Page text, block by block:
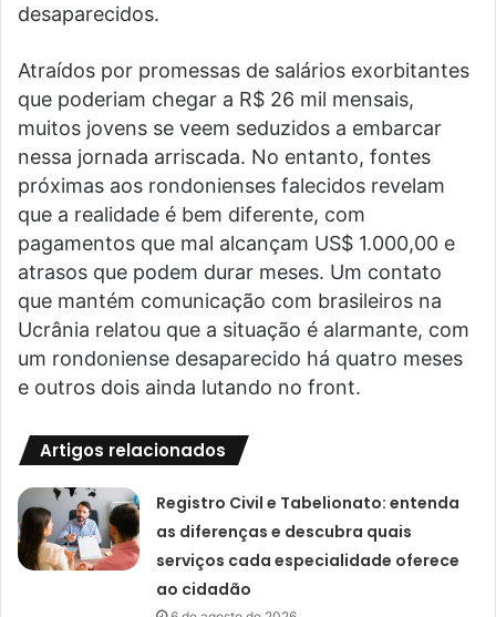
desaparecidos.
Atraídos por promessas de salários exorbitantes
que poderiam chegar a R$ 26 mil mensais,
muitos jovens se veem seduzidos a embarcar
nessa jornada arriscada. No entanto, fontes
próximas aos rondonienses falecidos revelam
que a realidade é bem diferente, com
pagamentos que mal alcançam US$ 1.000,00 e
atrasos que podem durar meses. Um contato
que mantém comunicação com brasileiros na
Ucrânia relatou que a situação é alarmante, com
um rondoniense desaparecido há quatro meses
e outros dois ainda lutando no front.
Artigos relacionados
Registro Civil e Tabelionato: entenda
as diferenças e descubra quais
serviços cada especialidade oferece
ao cidadão